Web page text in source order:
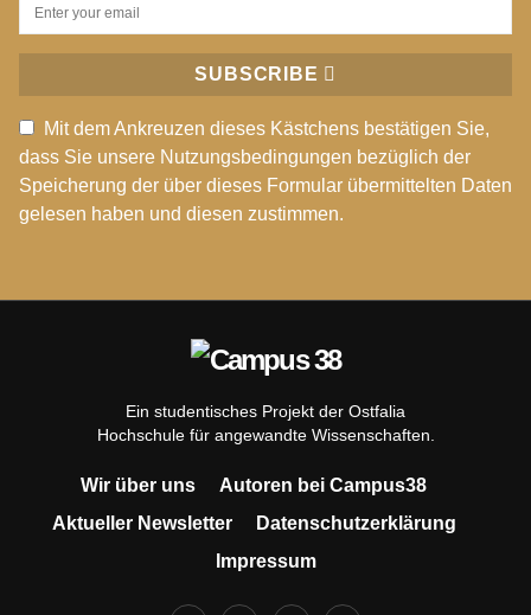
SUBSCRIBE
Mit dem Ankreuzen dieses Kästchens bestätigen Sie,
dass Sie unsere Nutzungsbedingungen bezüglich der
Speicherung der über dieses Formular übermittelten Daten
gelesen haben und diesen zustimmen.
Ein studentisches Projekt der Ostfalia
Hochschule für angewandte Wissenschaften.
Wir über uns
Autoren bei Campus38
Aktueller Newsletter
Datenschutzerklärung
Impressum